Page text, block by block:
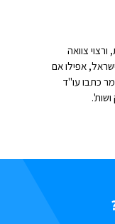
צוואה
אפילו אם
כתבו עו"ד